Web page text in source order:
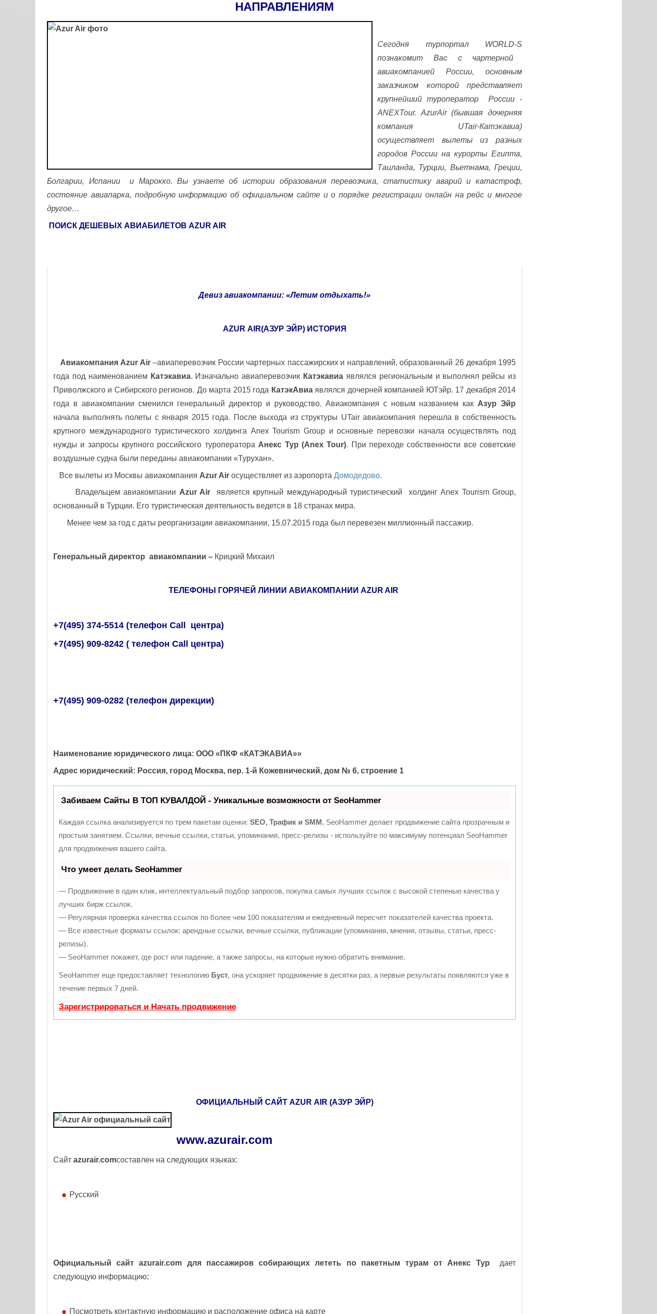
НАПРАВЛЕНИЯМ
Сегодня турпортал WORLD-S
познакомит Вас с чартерной
авиакомпанией России, основным
заказчиком которой представляет
крупнейший туроператор России -
ANEXTour. AzurAir(бывшая дочерняя
компания UTair-Катэкавиа)
осуществляет вылеты из разных
городов России на курорты Египта,
Таиланда, Турции, Вьетнама, Греции,
Болгарии, Испании и Марокко. Вы узнаете об истории образования перевозчика, статистику аварий и катастроф,
состояние авиапарка, подробную информацию об официальном сайте и о порядке регистрации онлайн на рейс и многое
другое…
ПОИСК ДЕШЕВЫХ АВИАБИЛЕТОВ AZUR AIR
Девиз авиакомпании: «Летим отдыхать!»
AZUR AIR(АЗУР ЭЙР) ИСТОРИЯ
Авиакомпания Azur Air–авиаперевозчик России чартерных пассажирских и направлений, образованный 26 декабря 1995
года под наименованием Катэкавиа. Изначально авиаперевозчик Катэкавиа являлся региональным и выполнял рейсы из
Приволжского и Сибирского регионов. До марта 2015 года КатэкАвиаявлялся дочерней компанией ЮТэйр. 17 декабря 2014
года в авиакомпании сменился генеральный директор и руководство. Авиакомпания с новым названием как Азур Эйр
начала выполнять полеты с января 2015 года. После выхода из структуры UTair авиакомпания перешла в собственность
крупного международного туристического холдинга Anex Tourism Group и основные перевозки начала осуществлять под
нужды и запросы крупного российского туроператора Анекс Тур (AnexTour). При переходе собственности все советские
воздушные судна были переданы авиакомпании «Турухан».
Все вылеты из Москвы авиакомпания Azur Air осуществляет из аэропорта Домодедово.
Владельцем авиакомпании Azur Air является крупный международный туристический холдинг Anex Tourism Group,
основанный в Турции. Его туристическая деятельность ведется в 18 странах мира.
Менее чем за год с даты реорганизации авиакомпании, 15.07.2015 года был перевезен миллионный пассажир.
Генеральный директор авиакомпании – Крицкий Михаил
ТЕЛЕФОНЫ ГОРЯЧЕЙ ЛИНИИ АВИАКОМПАНИИ AZUR AIR
+7(495) 374-5514 (телефон Call центра)
+7(495) 909-8242 ( телефон Call центра)
+7(495) 909-0282 (телефон дирекции)
Наименование юридического лица: ООО «ПКФ «КАТЭКАВИА»»
Адрес юридический: Россия, город Москва, пер. 1-й Кожевнический, дом № 6, строение 1
Забиваем Сайты В ТОП КУВАЛДОЙ - Уникальные возможности от SeoHammer
Каждая ссылка анализируется по трем пакетам оценки: SEO, Трафик и SMM. SeoHammer делает продвижение сайта прозрачным и
простым занятием. Ссылки, вечные ссылки, статьи, упоминания, пресс-релизы - используйте по максимуму потенциал SeoHammer
для продвижения вашего сайта.
Что умеет делать SeoHammer
— Продвижение в один клик, интеллектуальный подбор запросов, покупка самых лучших ссылок с высокой степенью качества у
лучших бирж ссылок.
— Регулярная проверка качества ссылок по более чем 100 показателям и ежедневный пересчет показателей качества проекта.
— Все известные форматы ссылок: арендные ссылки, вечные ссылки, публикации (упоминания, мнения, отзывы, статьи, пресс-
релизы).
— SeoHammer покажет, где рост или падение, а также запросы, на которые нужно обратить внимание.
SeoHammer еще предоставляет технологию Буст, она ускоряет продвижение в десятки раз, а первые результаты появляются уже в
течение первых 7 дней.
Зарегистрироваться и Начать продвижение
ОФИЦИАЛЬНЫЙ САЙТ AZUR AIR (АЗУР ЭЙР)
www.azurair.com
Сайт azurair.comсоставлен на следующих языках:
Русский
Официальный сайтazurair.com для пассажиров собирающих лететь по пакетным турам от Анекс Тур дает
следующую информацию:
Посмотреть контактную информацию и расположение офиса на карте